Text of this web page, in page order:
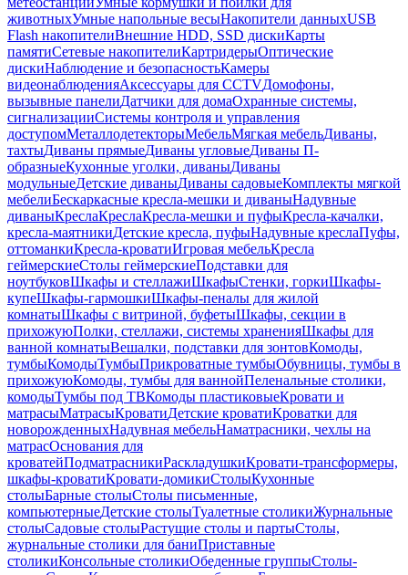
животныхУмные напольные весыНакопители данныхUSB
Flash накопителиВнешние HDD, SSD дискиКарты
памятиСетевые накопителиКартридерыОптические
дискиНаблюдение и безопасностьКамеры
видеонаблюденияАксессуары для CCTVДомофоны,
вызывные панелиДатчики для домаОхранные системы,
сигнализацииСистемы контроля и управления
доступомМеталлодетекторыМебельМягкая мебельДиваны,
тахтыДиваны прямыеДиваны угловыеДиваны П-
образныеКухонные уголки, диваныДиваны
модульныеДетские диваныДиваны садовыеКомплекты мягкой
мебелиБескаркасные кресла-мешки и диваныНадувные
диваныКреслаКреслаКресла-мешки и пуфыКресла-качалки,
кресла-маятникиДетские кресла, пуфыНадувные креслаПуфы,
оттоманкиКресла-кроватиИгровая мебельКресла
геймерскиеСтолы геймерскиеПодставки для
ноутбуковШкафы и стеллажиШкафыСтенки, горкиШкафы-
купеШкафы-гармошкиШкафы-пеналы для жилой
комнатыШкафы с витриной, буфетыШкафы, секции в
прихожуюПолки, стеллажи, системы храненияШкафы для
ванной комнатыВешалки, подставки для зонтовКомоды,
тумбыКомодыТумбыПрикроватные тумбыОбувницы, тумбы в
прихожуюКомоды, тумбы для ваннойПеленальные столики,
комодыТумбы под ТВКомоды пластиковыеКровати и
матрасыМатрасыКроватиДетские кроватиКроватки для
новорожденныхНадувная мебельНаматрасники, чехлы на
матрасОснования для
кроватейПодматрасникиРаскладушкиКровати-трансформеры,
шкафы-кроватиКровати-домикиСтолыКухонные
столыБарные столыСтолы письменные,
компьютерныеДетские столыТуалетные столикиЖурнальные
столыСадовые столыРастущие столы и партыСтолы,
журнальные столики для баниПриставные
столикиКонсольные столикиОбеденные группыСтолы-